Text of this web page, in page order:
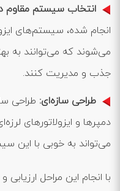
انتخاب سیستم مقاوم در
انجام شده، سیستم‌های
می‌شوند که می‌توانند به
جذب و مدیریت کنند.
طراحی سازه‌ای: طراحی
دمپرها و ایزولاتورهای
می‌تواند به خوبی با این
با انجام این مراحل